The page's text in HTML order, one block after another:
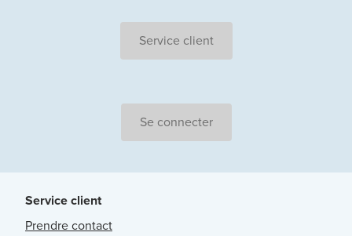
Service client
Se connecter
Service client
Prendre contact